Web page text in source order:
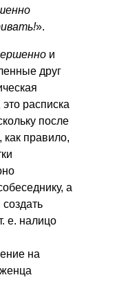
».
и
друг
расписка
после
как правило,
а
е. налицо
на